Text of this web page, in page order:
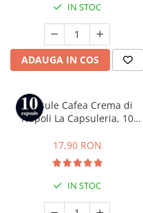
IN STOC
ADAUGA IN COS
Capsule Cafea Crema di
Napoli La Capsuleria, 10
Bialetti
17,90 RON
IN STOC